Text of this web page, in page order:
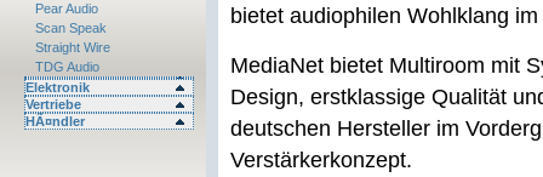
Pear Audio
Scan Speak
Straight Wire
TDG Audio
Elektronik
Vertriebe
HÃ¤ndler
bietet audiophilen Wohlklang
MediaNet bietet Multiroom mit
Design, erstklassige Qualität
deutschen Hersteller im
Verstärkerkonzept.